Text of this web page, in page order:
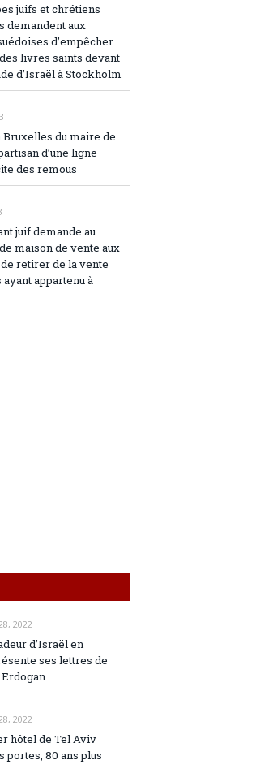
juifs et chrétiens
demandent aux
d’empêcher
livres saints devant
d’Israël à Stockholm
Bruxelles du maire de
d’une ligne
des remous
juif demande au
maison de vente aux
retirer de la vente
ayant appartenu à
2022
d’Israël en
ses lettres de
2022
hôtel de Tel Aviv
portes, 80 ans plus